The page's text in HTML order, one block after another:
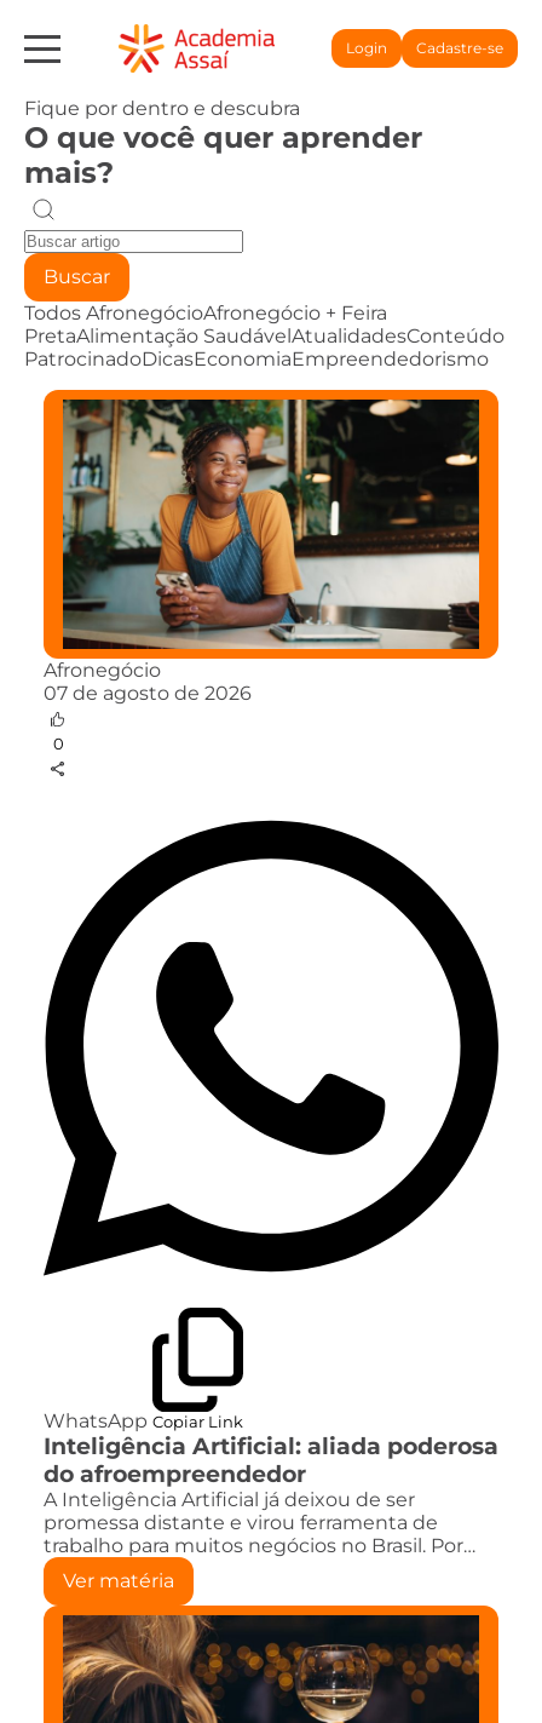
Login Cadastre-se
Fique por dentro e descubra
O que você quer aprender
mais?
Buscar
Todos AfronegócioAfronegócio + Feira
PretaAlimentação SaudávelAtualidadesConteúdo
PatrocinadoDicasEconomiaEmpreendedorismo
Afronegócio
07 de agosto de 2026
0
WhatsApp Copiar Link
Inteligência Artificial: aliada poderosa
do afroempreendedor
A Inteligência Artificial já deixou de ser
promessa distante e virou ferramenta de
trabalho para muitos negócios no Brasil. Por…
Ver matéria